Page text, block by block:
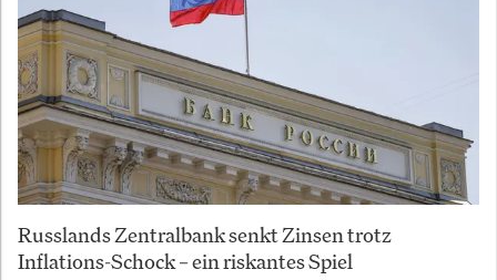
Russlands Zentralbank senkt Zinsen trotz
Inflations-Schock – ein riskantes Spiel